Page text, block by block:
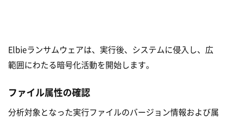
Elbieランサムウェアは、実行後、システムに侵入し、広
範囲にわたる暗号化活動を開始します。
ファイル属性の確認
分析対象となった実行ファイルのバージョン情報および属